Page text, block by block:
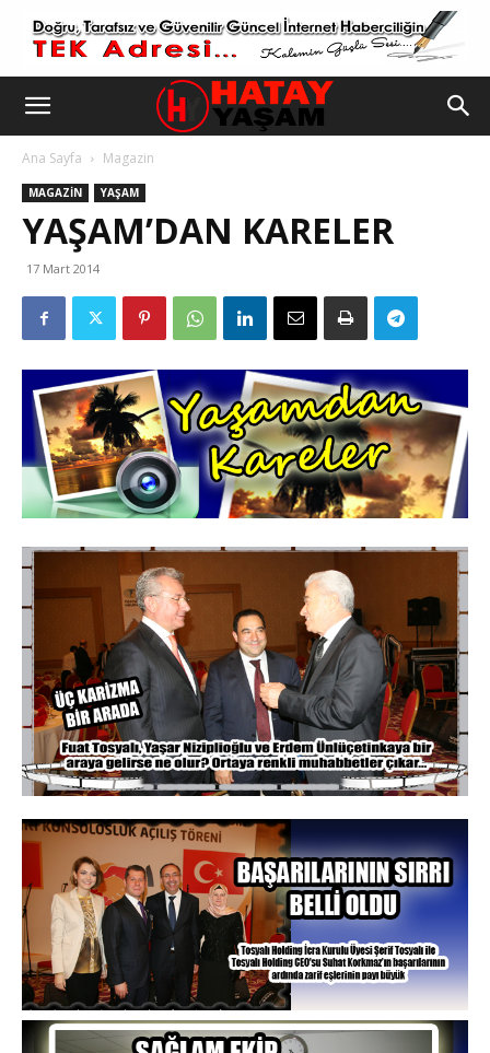
Ana Sayfa Magazin
MAGAZIN YAŞAM
YAŞAM’DAN KARELER
17 Mart 2014